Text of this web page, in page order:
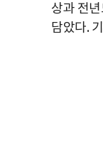
상과 전
담았다.